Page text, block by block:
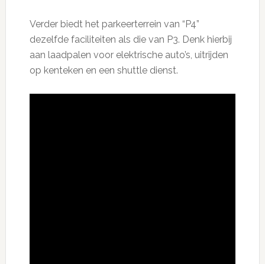
Verder biedt het parkeerterrein van “P4”
dezelfde faciliteiten als die van P3. Denk hierbij
aan laadpalen voor elektrische auto’s, uitrijden
op kenteken en een shuttle dienst.